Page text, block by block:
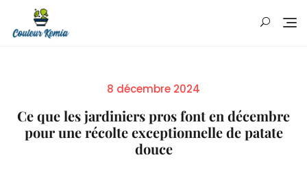
content
Posted
8 décembre 2024
Ce que les jardiniers pros font en décembre
pour une récolte exceptionnelle de patate
douce